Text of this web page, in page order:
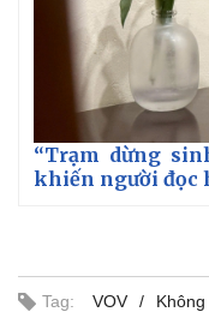
“Trạm dừng
khiến người đọc
Tag: VOV